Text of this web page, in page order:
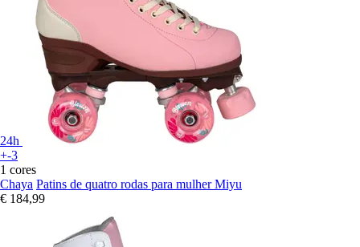
24h
+-3
1 cores
Chaya Patins de quatro rodas para mulher Miyu
€ 184,99